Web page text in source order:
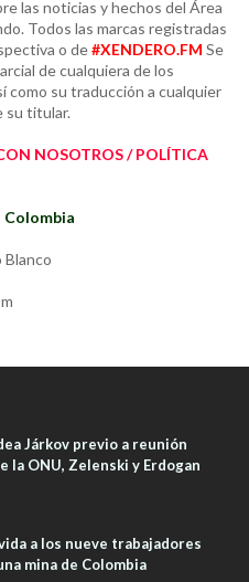
las noticias y hechos del Área
Todos las marcas registradas
o de#XENDERO.FM Se
de cualquiera de los
como su traducción a cualquier
su titular.
NOSOTROS / POLÍTICA
Blanco
Járkov previo a reunión
la ONU, Zelenski y Erdogan
a los nueve trabajadores
mina de Colombia